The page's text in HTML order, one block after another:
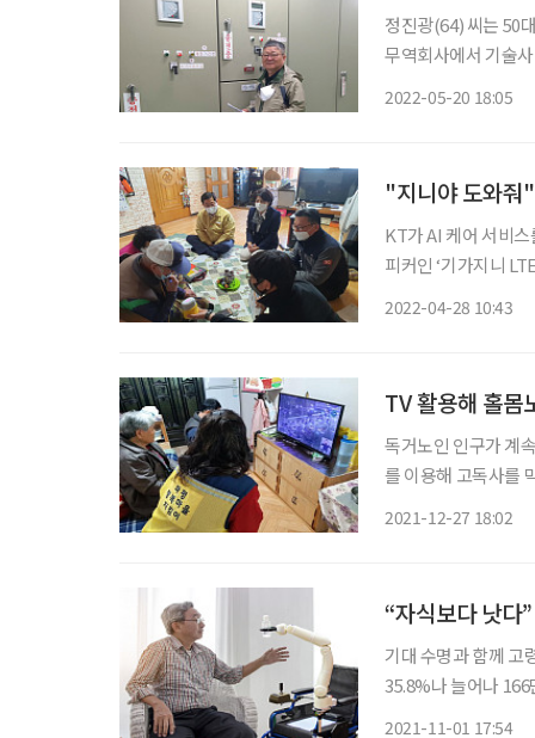
정진광(64) 씨는 50
무역회사에서 기술
2022-05-20 18:05
"지니야 도와줘
KT가 AI 케어 서비
피커인 ‘기가지니
2022-04-28 10:43
TV 활용해 홀몸
독거노인 인구가 계
를 이용해 고독사를
2021-12-27 18:02
“자식보다 낫다
기대 수명과 함께 고
35.8%나 늘어나
2021-11-01 17:54